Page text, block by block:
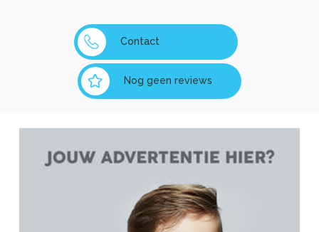
Contact
Nog geen reviews